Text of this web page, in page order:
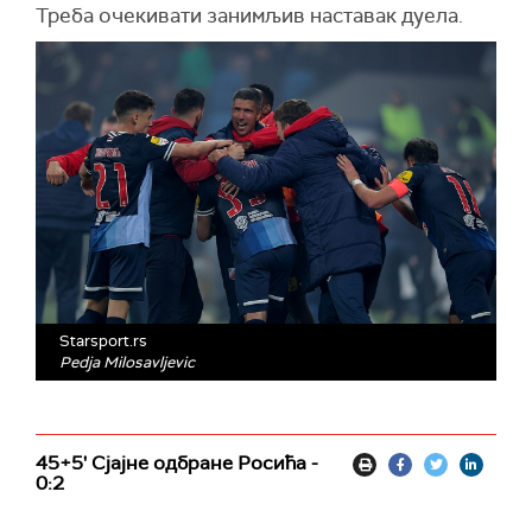
Треба очекивати занимљив наставак дуела.
Starsport.rs
Pedja Milosavljevic
45+5' Сјајне одбране Росића -
0:2